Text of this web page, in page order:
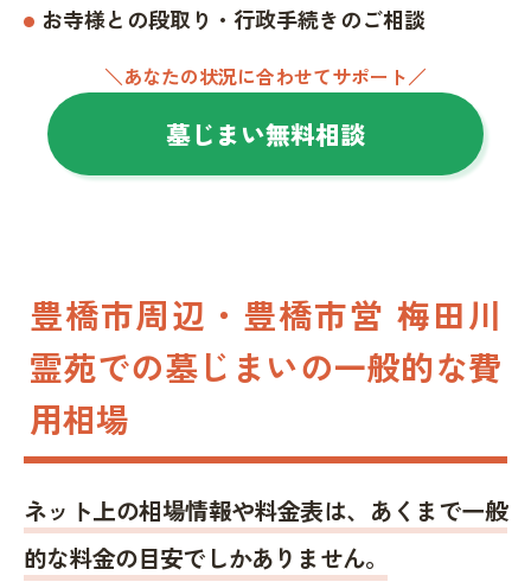
お寺様との段取り・行政手続きのご相談
＼あなたの状況に合わせてサポート／
墓じまい無料相談
豊橋市周辺・豊橋市営 梅田川
霊苑での墓じまいの一般的な費
用相場
ネット上の相場情報や料金表は、あくまで一般
的な料金の目安でしかありません。